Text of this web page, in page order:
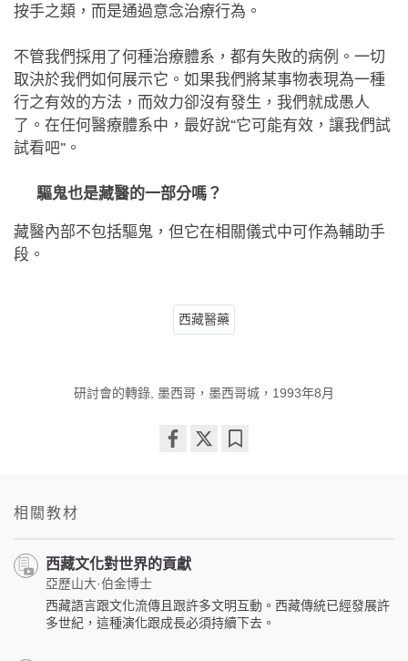
按手之類，而是通過意念治療行為。
不管我們採用了何種治療體系，都有失敗的病例。一切
取決於我們如何展示它。如果我們將某事物表現為一種
行之有效的方法，而效力卻沒有發生，我們就成愚人
了。在任何醫療體系中，最好說“它可能有效，讓我們試
試看吧”。
驅鬼也是藏醫的一部分嗎？
藏醫內部不包括驅鬼，但它在相關儀式中可作為輔助手
段。
西藏醫藥
研討會的轉錄, 墨西哥，墨西哥城，1993年8月
相關教材
西藏文化對世界的貢獻
亞歷山大·伯金博士
西藏語言跟文化流傳且跟許多文明互動。西藏傳統已經發展許
多世紀，這種演化跟成長必須持續下去。